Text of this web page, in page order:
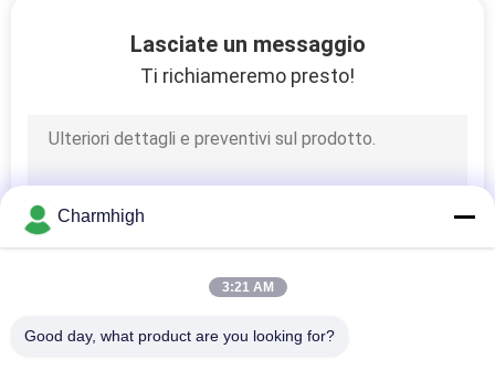
Lasciate un messaggio
Ti richiameremo presto!
Charmhigh
3:21 AM
Good day, what product are you looking for?